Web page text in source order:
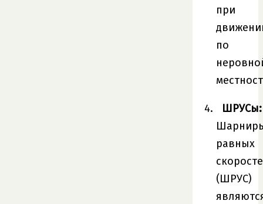
при
по
ШРУСы:
равных
(ШРУС)